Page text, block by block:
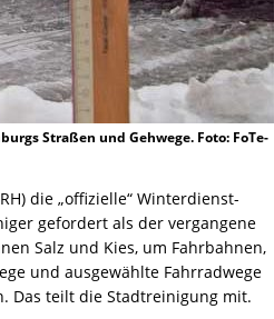
Straßen und Gehwege. Foto: FoTe-
die „offizielle“ Winterdienst-
gefordert als der vergangene
Salz und Kies, um Fahrbahnen,
und ausgewählte Fahrradwege
Das teilt die Stadtreinigung mit.